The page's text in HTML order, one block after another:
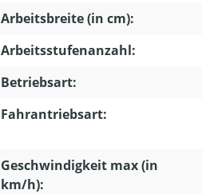
Arbeitsbreite (in cm):
Arbeitsstufenanzahl:
Betriebsart:
Fahrantriebsart:
Geschwindigkeit max (in
km/h):